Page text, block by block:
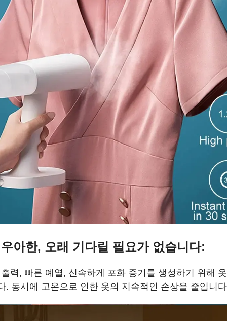
아한, 오래 기다릴 필요가 없습니다:
력, 빠른 예열, 신속하게 포화 증기를 생성하기 위해
. 동시에 고온으로 인한 옷의 지속적인 손상을 줄입니